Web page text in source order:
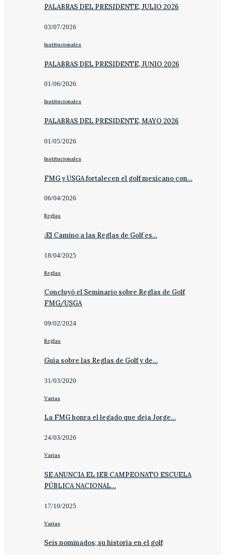
PALABRAS DEL PRESIDENTE, JULIO 2026
03/07/2026
Institucionales
PALABRAS DEL PRESIDENTE, JUNIO 2026
01/06/2026
Institucionales
PALABRAS DEL PRESIDENTE, MAYO 2026
01/05/2026
Institucionales
FMG y USGA fortalecen el golf mexicano con…
06/04/2026
Reglas
¡El Camino a las Reglas de Golf es…
18/04/2025
Reglas
Concluyó el Seminario sobre Reglas de Golf
FMG/USGA
09/02/2024
Reglas
Guía sobre las Reglas de Golf y de…
31/03/2020
Varias
La FMG honra el legado que deja Jorge…
24/03/2026
Varias
SE ANUNCIA EL 1ER CAMPEONATO ESCUELA
PÚBLICA NACIONAL…
17/10/2025
Varias
Seis nominados; su historia en el golf